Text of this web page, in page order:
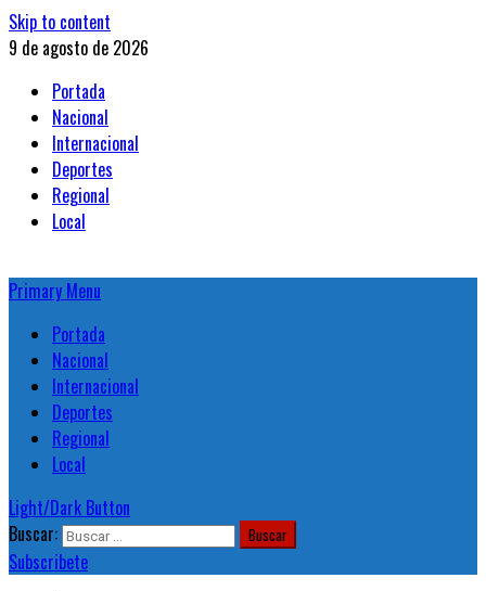
Skip to content
9 de agosto de 2026
Portada
Nacional
Internacional
Deportes
Regional
Local
Primary Menu
Portada
Nacional
Internacional
Deportes
Regional
Local
Light/Dark Button
Buscar:
Subscribete